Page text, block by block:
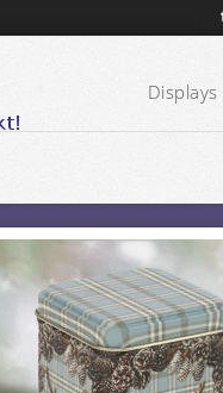
Displays